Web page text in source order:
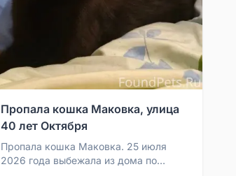
Пропала кошка Маковка, улица
40 лет Октября
Пропала кошка Маковка. 25 июля
2026 года выбежала из дома по